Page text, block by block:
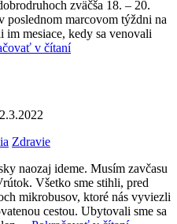
zväčša 18. – 20.
poslednom marcovom týždni na
im mesiace, kedy sa venovali
v čítaní
Zdravie
naozaj ideme. Musím zavčasu
Všetko sme stihli, pred
mikrobusov, ktoré nás vyviezli
cestou. Ubytovali sme sa